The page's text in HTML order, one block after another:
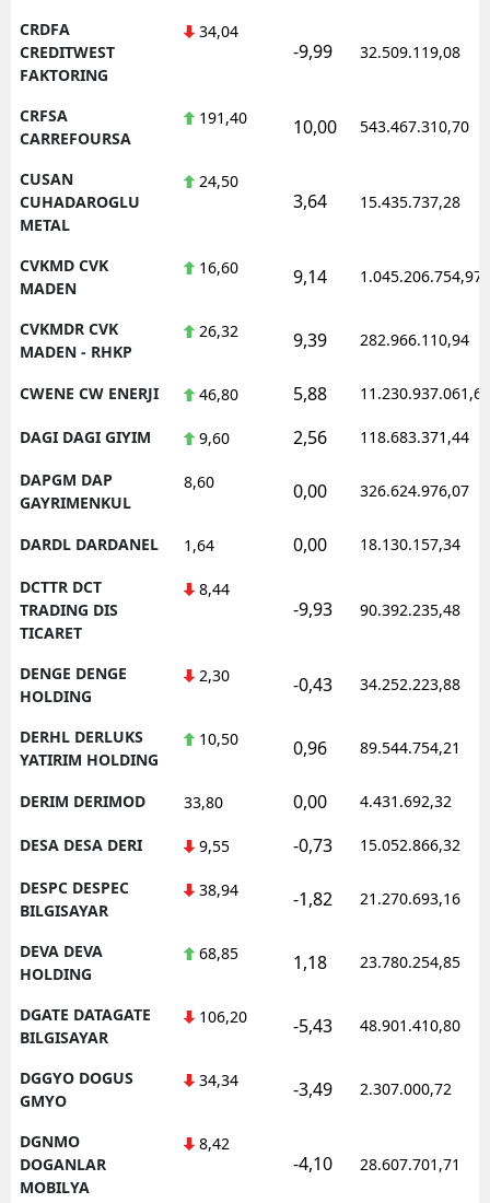
CRDFA
CREDITWEST
FAKTORING
34,04
-9,99 32.509.119,08
CRFSA
CARREFOURSA
191,40 10,00 543.467.310,70
CUSAN
CUHADAROGLU
METAL
24,50
3,64 15.435.737,28
CVKMD CVK
MADEN
16,60 9,14 1.045.206.754,97
CVKMDR CVK
MADEN - RHKP
26,32 9,39 282.966.110,94
CWENE CW ENERJI 46,80 5,88 11.230.937.061,62
DAGI DAGI GIYIM 9,60 2,56 118.683.371,44
DAPGM DAP
GAYRIMENKUL
8,60 0,00 326.624.976,07
DARDL DARDANEL 1,64 0,00 18.130.157,34
DCTTR DCT
TRADING DIS
TICARET
8,44
-9,93 90.392.235,48
DENGE DENGE
HOLDING
2,30 -0,43 34.252.223,88
DERHL DERLUKS
YATIRIM HOLDING
10,50 0,96 89.544.754,21
DERIM DERIMOD 33,80 0,00 4.431.692,32
DESA DESA DERI 9,55 -0,73 15.052.866,32
DESPC DESPEC
BILGISAYAR
38,94 -1,82 21.270.693,16
DEVA DEVA
HOLDING
68,85 1,18 23.780.254,85
DGATE DATAGATE
BILGISAYAR
106,20 -5,43 48.901.410,80
DGGYO DOGUS
GMYO
34,34 -3,49 2.307.000,72
DGNMO
DOGANLAR
MOBILYA
8,42
-4,10 28.607.701,71